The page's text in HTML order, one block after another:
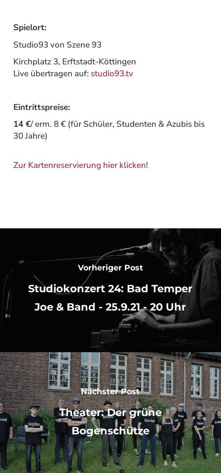
Spielort:
Studio93 von Szene 93
Kirchplatz 3, Erftstadt-Köttingen
Live übertragen auf: studio93.tv
Eintrittspreise:
14 €/ erm. 8 € (für Schüler, Studenten & Azubis bis
30 Jahre)
Zur Kartenreservierung hier klicken!
Vorheriger Post
Studiokonzert 24: Bad Temper
Joe & Band - 25.9.21 - 20 Uhr
Nächster Post
Theater: Der grüne
Bogenschütze